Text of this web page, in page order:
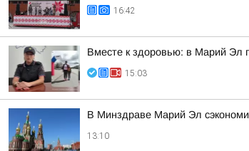
16:42
Вместе к здоровью: в Марий Эл
15:03
В Минздраве Марий Эл
13:10